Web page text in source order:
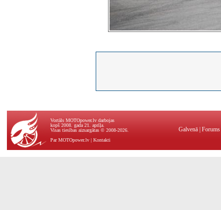
Vortāls MOTOpower.lv darbojas
kopš 2008. gada 21. aprīļa.
Visas tiesības aizsargātas © 2008-2026.
Par MOTOpower.lv | Kontakti
Galvenā Forums